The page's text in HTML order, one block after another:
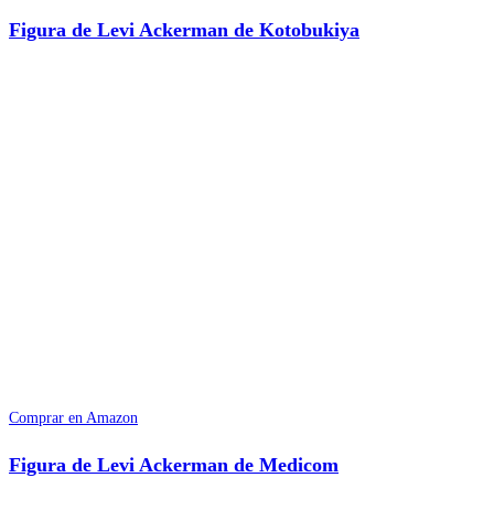
Figura de Levi Ackerman de Kotobukiya
Comprar en Amazon
Figura de Levi Ackerman de Medicom